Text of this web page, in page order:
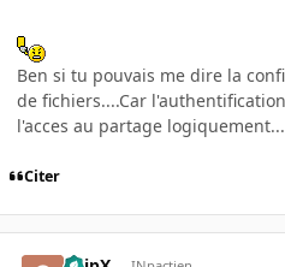
Ben si tu pouvais me dire la
de fichiers....Car
l'acces au partage
Citer